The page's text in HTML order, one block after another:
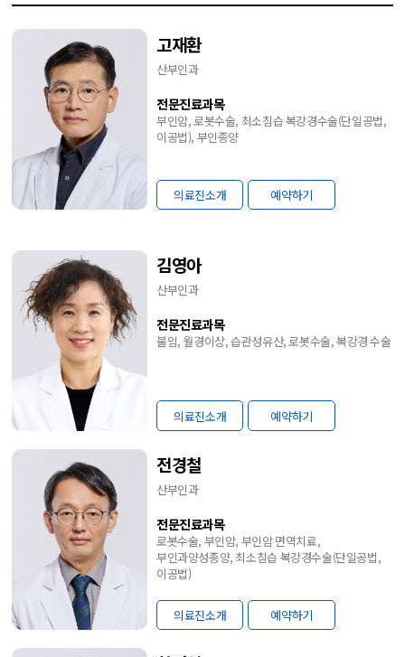
고재환
산부인과
전문진료과목
부인암, 로봇수술, 최소침습 복강경수술(단일공법,
이공법), 부인종양
의료진소개 예약하기
김영아
산부인과
전문진료과목
불임, 월경이상, 습관성유산, 로봇수술, 복강경 수술
의료진소개 예약하기
전경철
산부인과
전문진료과목
로봇수술, 부인암, 부인암 면역치료,
부인과양성종양, 최소침습 복강경수술(단일공법,
이공법)
의료진소개 예약하기